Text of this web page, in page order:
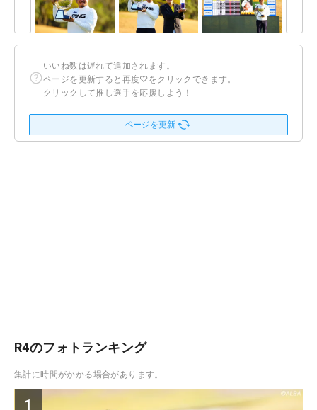
いいね数は遅れて追加されます。
ページを更新すると再度♡をクリックできます。
クリックして推し選手を応援しよう！
ページを更新
R4のフォトランキング
集計に時間がかかる場合があります。
1